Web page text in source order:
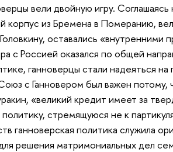
вели двойную игру. Соглашаясь
корпус из Бремена в Померанию,
оставались
с Россией оказался по общей
ганноверцы стали надеяться
с Ганновером был важен потому,
«великий кредит имеет за
стремящуюся не к
ганноверская политика служила
решения матримониальных дел